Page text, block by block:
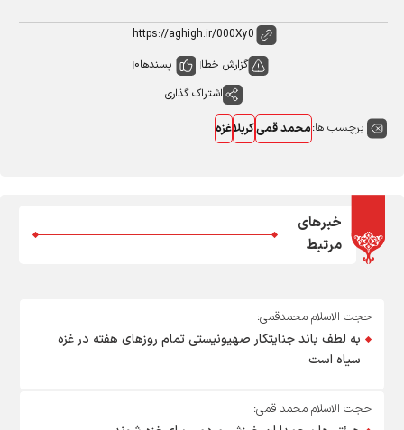
گزارش خطا پسندها0
اشتراک گذاری
برچسب ها:محمد قمیکربلاغزه
خبرهای
مرتبط
حجت الاسلام محمدقمی:
به لطف باند جنایتکار صهیونیستی تمام روزهای هفته در غزه
سیاه است
حجت الاسلام محمد قمی: